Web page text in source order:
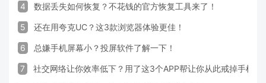
4 数据丢失如何恢复？不花钱的官方恢复工具来了！
5 还在用夸克UC？这3款浏览器体验更佳！
6 总嫌手机屏幕小？投屏软件了解一下！
7 社交网络让你效率低下？用了这3个APP帮让你从此戒掉手机！